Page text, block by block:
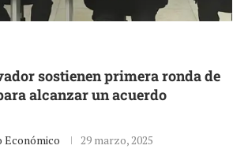
sostienen primera ronda de
alcanzar un acuerdo
Económico 29 marzo, 2025